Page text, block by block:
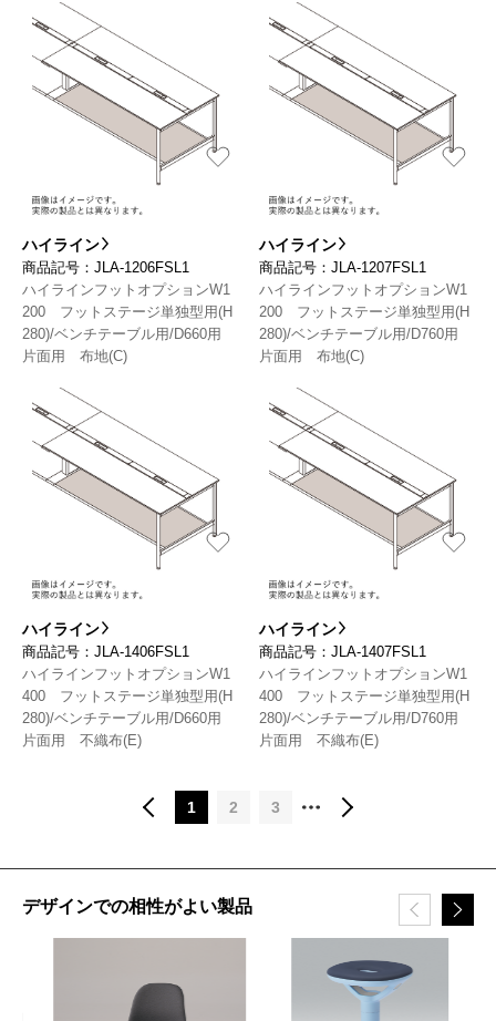
ハイライン
商品記号：JLA-1206FSL1
ハイラインフットオプションW1
200 フットステージ単独型用(H
280)/ベンチテーブル用/D660用
片面用 布地(C)
ハイライン
商品記号：JLA-1207FSL1
ハイラインフットオプションW1
200 フットステージ単独型用(H
280)/ベンチテーブル用/D760用
片面用 布地(C)
ハイライン
商品記号：JLA-1406FSL1
ハイラインフットオプションW1
400 フットステージ単独型用(H
280)/ベンチテーブル用/D660用
片面用 不織布(E)
ハイライン
商品記号：JLA-1407FSL1
ハイラインフットオプションW1
400 フットステージ単独型用(H
280)/ベンチテーブル用/D760用
片面用 不織布(E)
1 2 3
デザインでの相性がよい製品